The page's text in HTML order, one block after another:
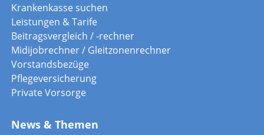
Krankenkasse suchen
Leistungen & Tarife
Beitragsvergleich / -rechner
Midijobrechner / Gleitzonenrechner
Vorstandsbezüge
Pflegeversicherung
Private Vorsorge
News & Themen